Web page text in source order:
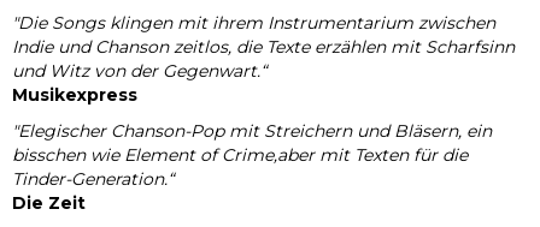
"Die Songs klingen mit ihrem Instrumentarium zwischen
Indie und Chanson zeitlos, die Texte erzählen mit Scharfsinn
und Witz von der Gegenwart.“
Musikexpress
"Elegischer Chanson-Pop mit Streichern und Bläsern, ein
bisschen wie Element of Crime,aber mit Texten für die
Tinder-Generation.“
Die Zeit